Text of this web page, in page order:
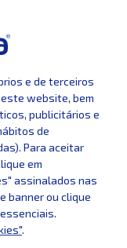
15,01kW, etc)
e de terceiros
website, bem
publicitários e
de
Para aceitar
em
assinalados nas
banner ou clique
.